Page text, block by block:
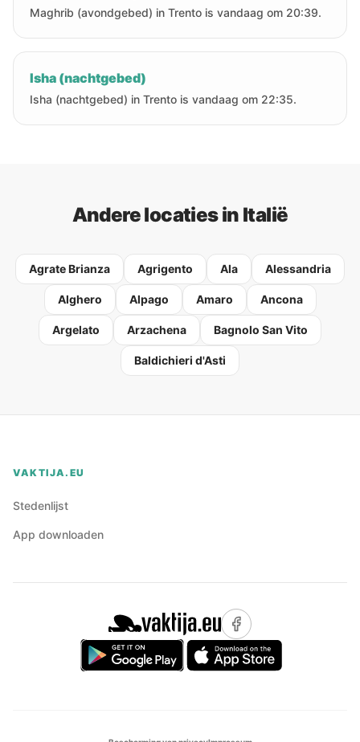
Maghrib (avondgebed) in Trento is vandaag om 20:39.
Isha (nachtgebed)
Isha (nachtgebed) in Trento is vandaag om 22:35.
Andere locaties in Italië
Agrate Brianza Agrigento Ala Alessandria
Alghero Alpago Amaro Ancona
Argelato Arzachena Bagnolo San Vito
Baldichieri d'Asti
VAKTIJA.EU
Stedenlijst
App downloaden